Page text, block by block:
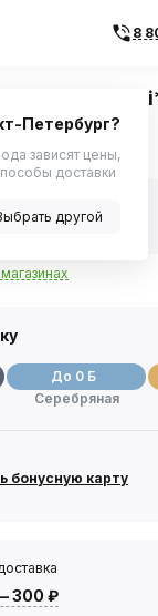
8
Winter
До 0 Б
Серебряная
бонусную карту
300 ₽
Петербург?
зависят цены,
доставки
другой